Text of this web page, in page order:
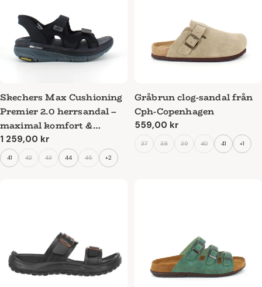
Skechers Max Cushioning
Premier 2.0 herrsandal –
maximal komfort &
stötdämpning
Ordinarie
pris
1 259,00 kr
41 42 43 44 45 +2
Gråbrun clog-sandal från
Cph-Copenhagen
Ordinarie
559,00 kr
37 38 39 40 41 +1